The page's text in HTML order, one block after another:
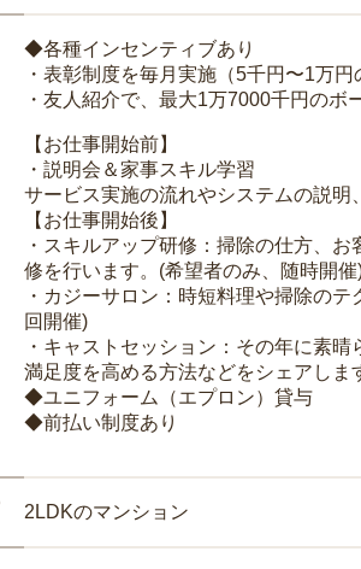
◆各種インセンティブあり
・表彰制度を毎月実施（5千円〜1万円
・友人紹介で、最大1万7000千円のボ
【お仕事開始前】
・説明会＆家事スキル学習
サービス実施の流れやシステムの説明
【お仕事開始後】
・スキルアップ研修：掃除の仕方、
修を行います。(希望者のみ、随時開催
・カジーサロン：時短料理や掃除の
回開催)
・キャストセッション：その年に素
満足度を高める方法などをシェアしま
◆ユニフォーム（エプロン）貸与
◆前払い制度あり
2LDKのマンション